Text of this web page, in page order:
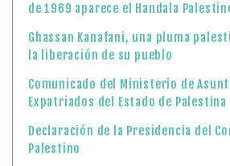
de 1969 aparece el Handala
Ghassan Kanafani, una pluma
la liberación de su pueblo
Comunicado del Ministerio de
Expatriados del Estado de Palestina
Declaración de la Presidencia del
Palestino